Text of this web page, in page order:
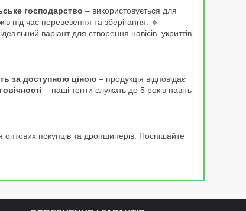
господарство – використовується для
під час перевезення та зберігання. 🔹
варіант для створення навісів, укриттів
за доступною ціною – продукція відповідає
– наші тенти служать до 5 років навіть
покупців та дропшиперів. Поспішайте